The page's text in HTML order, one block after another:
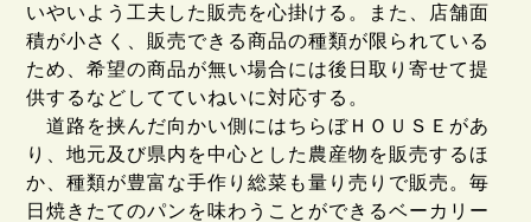
いやいよう工夫した販売を心掛ける。また、店舗面
積が小さく、販売できる商品の種類が限られている
ため、希望の商品が無い場合には後日取り寄せて提
供するなどしてていねいに対応する。
道路を挟んだ向かい側にはちらぼＨＯＵＳＥがあ
り、地元及び県内を中心とした農産物を販売するほ
か、種類が豊富な手作り総菜も量り売りで販売。毎
日焼きたてのパンを味わうことができるベーカリー